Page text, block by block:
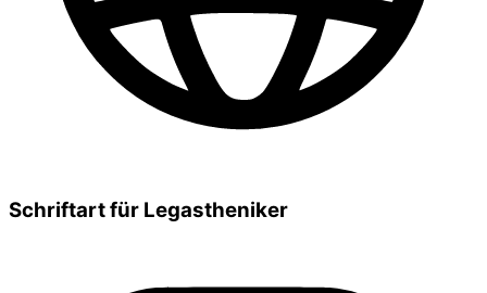
Schriftart für Legastheniker